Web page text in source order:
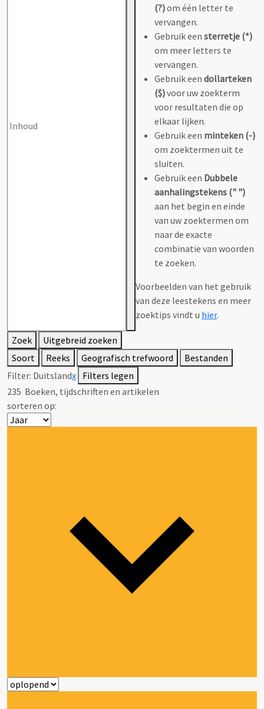
(?)om één letter te
vervangen.
Gebruik een sterretje (*)
om meer letters te
vervangen.
Gebruik een dollarteken
($)voor uw zoekterm
voor resultaten die op
elkaar lijken.
Gebruik een minteken (-)
om zoektermen uit te
sluiten.
Gebruik een Dubbele
aanhalingstekens (" ")
aan het begin en einde
van uw zoektermen om
naar de exacte
combinatie van woorden
te zoeken.
Voorbeelden van het gebruik
van deze leestekens en meer
zoektips vindt u hier.
Zoek
Uitgebreid zoeken
Soort
Reeks Geografisch trefwoord
Bestanden
Filter: Duitslandx Filters legen
235 Boeken, tijdschriften en artikelen
sorteren op: